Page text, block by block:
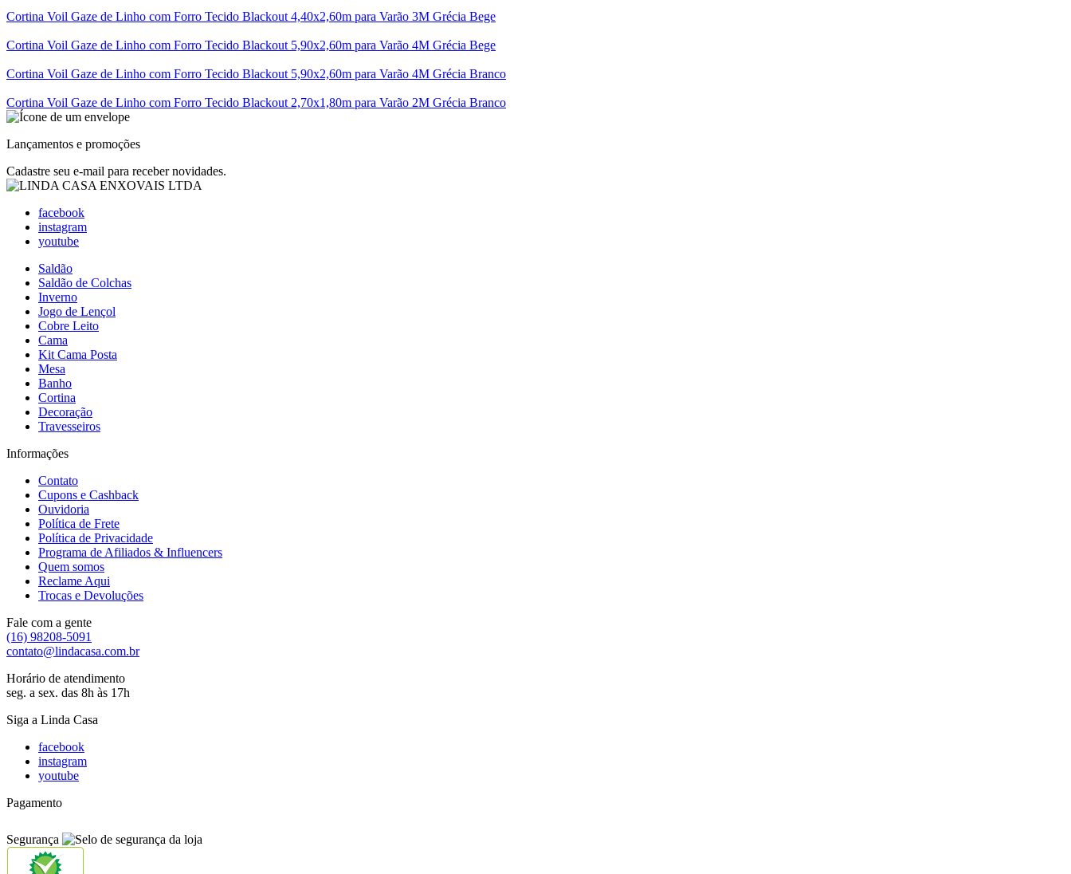
Cortina Voil Gaze de Linho com Forro Tecido Blackout 4,40x2,60m para Varão 3M Grécia Bege
Cortina Voil Gaze de Linho com Forro Tecido Blackout 5,90x2,60m para Varão 4M Grécia Bege
Cortina Voil Gaze de Linho com Forro Tecido Blackout 5,90x2,60m para Varão 4M Grécia Branco
Cortina Voil Gaze de Linho com Forro Tecido Blackout 2,70x1,80m para Varão 2M Grécia Branco
Lançamentos e promoções
Cadastre seu e-mail para receber novidades.
facebook
instagram
youtube
Saldão
Saldão de Colchas
Inverno
Jogo de Lençol
Cobre Leito
Cama
Kit Cama Posta
Mesa
Banho
Cortina
Decoração
Travesseiros
Informações
Contato
Cupons e Cashback
Ouvidoria
Política de Frete
Política de Privacidade
Programa de Afiliados & Influencers
Quem somos
Reclame Aqui
Trocas e Devoluções
Fale com a gente
(16) 98208-5091
contato@lindacasa.com.br
Horário de atendimento
seg. a sex. das 8h às 17h
Siga a Linda Casa
facebook
instagram
youtube
Pagamento
Segurança